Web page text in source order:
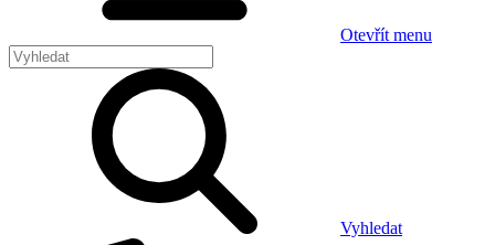
Otevřít menu
Vyhledat